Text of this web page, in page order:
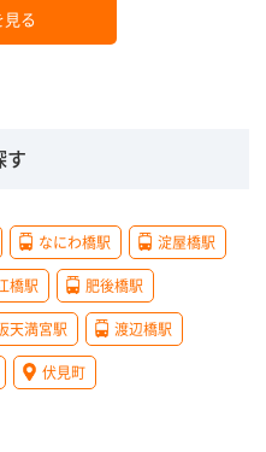
る
す
なにわ橋駅 淀屋橋駅
橋駅 肥後橋駅
天満宮駅 渡辺橋駅
伏見町